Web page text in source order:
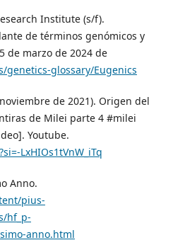
Institute (s/f).
de términos genómicos y
de marzo de 2024 de
genetics-glossary/Eugenics
de 2021). Origen del
de Milei parte 4 #milei
Youtube.
LxHIOs1tVnW_iTq
Anno.
pius-
hf_p-
anno.html